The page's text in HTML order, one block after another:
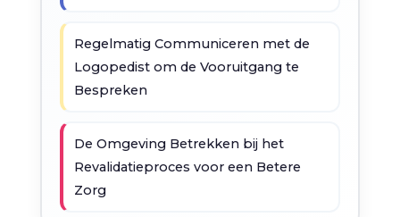
Regelmatig Communiceren met de
Logopedist om de Vooruitgang te
Bespreken
De Omgeving Betrekken bij het
Revalidatieproces voor een Betere
Zorg